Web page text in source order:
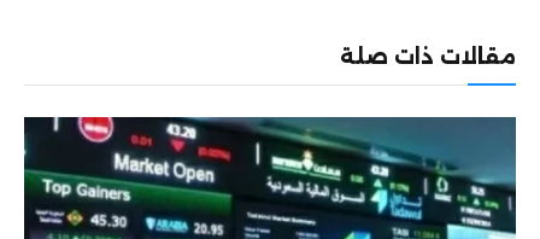
مقالات ذات صلة